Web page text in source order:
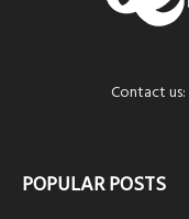
Contact us:
POPULAR POSTS